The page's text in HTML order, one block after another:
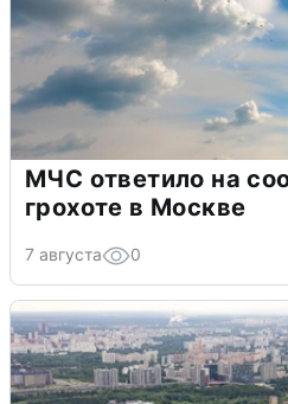
МЧС ответило на
грохоте в Москве
7 августа 0